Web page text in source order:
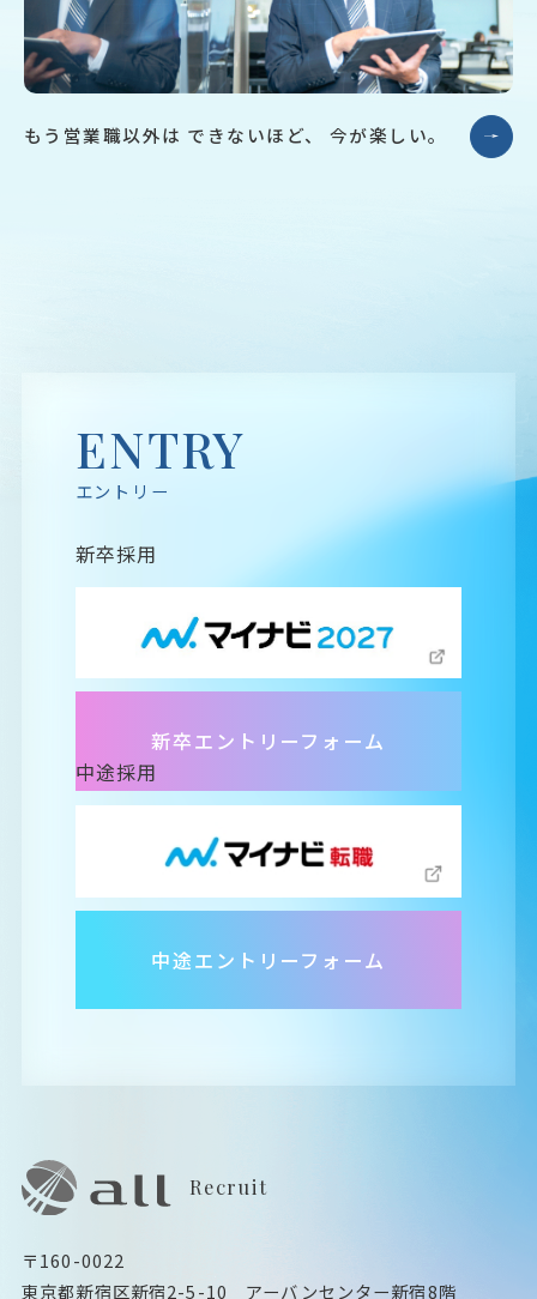
もう営業職以外は できないほど、 今が楽しい。
ENTRY
エントリー
新卒エントリーフォーム
中途エントリーフォーム
Recruit
〒160-0022
東京都新宿区新宿2-5-10 アーバンセンター新宿8階